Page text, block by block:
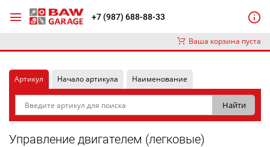
+7 (987) 688-88-33
Ваша корзина пуста
Артикул Начало артикула Наименование
Управление двигателем (легковые)